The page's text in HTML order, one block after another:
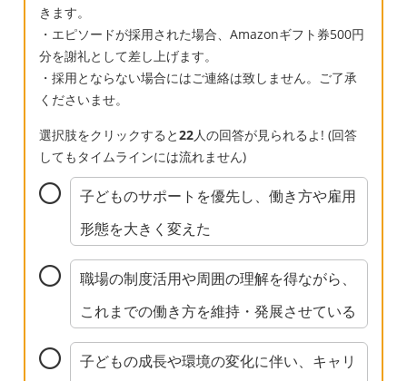
きます。
・エピソードが採用された場合、Amazonギフト券500円
分を謝礼として差し上げます。
・採用とならない場合にはご連絡は致しません。ご了承
くださいませ。
選択肢をクリックすると22人の回答が見られるよ! (回答
してもタイムラインには流れません)
子どものサポートを優先し、働き方や雇用
形態を大きく変えた
職場の制度活用や周囲の理解を得ながら、
これまでの働き方を維持・発展させている
子どもの成長や環境の変化に伴い、キャリ